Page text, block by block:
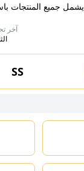
يشمل جميع المنتجات
آخر
SS